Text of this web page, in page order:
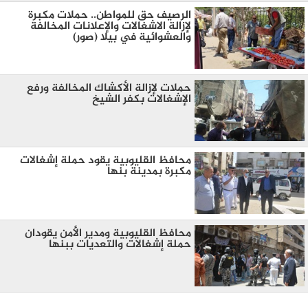
الرصيف حق للمواطن.. حملات مكبرة
لإزالة الاشغالات والإعلانات المخالفة
والعشوائية في بيلا (صور)
حملات لإزالة الأكشاك المخالفة ورفع
الإشغالات بكفر الشيخ
محافظ القليوبية يقود حملة إشغالات
مكبرة بمدينة بنها
محافظ القليوبية ومدير الأمن يقودان
حملة إشغالات والتعديات ببنها